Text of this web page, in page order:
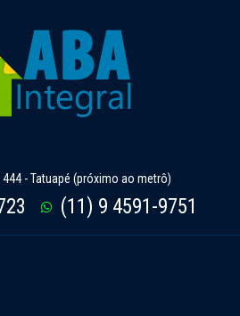
444 - Tatuapé (próximo ao metrô)
(11) 9 4591-9751